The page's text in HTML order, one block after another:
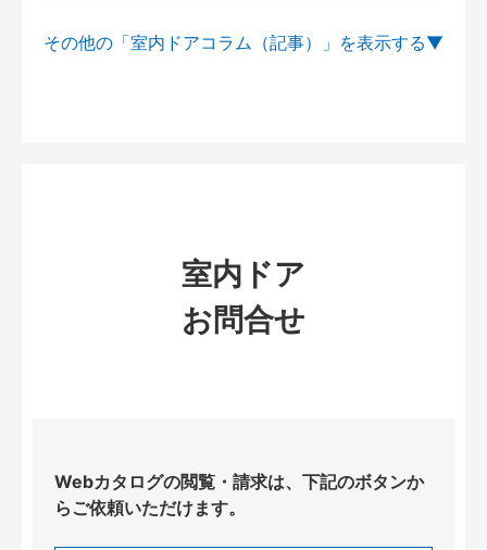
その他の「室内ドアコラム（記事）」を
室内ドア
お問合せ
Webカタログの閲覧・請求は、下記のボタンか
らご依頼いただけます。